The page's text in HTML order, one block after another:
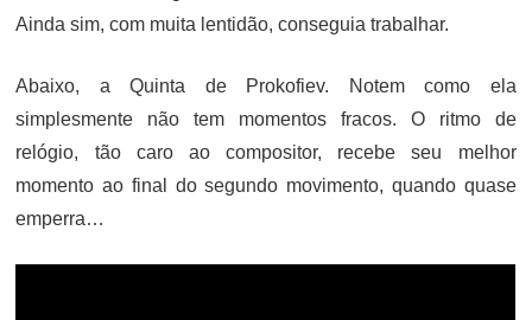
Ainda sim, com muita lentidão, conseguia trabalhar.
Abaixo, a Quinta de Prokofiev. Notem como ela
simplesmente não tem momentos fracos. O ritmo de
relógio, tão caro ao compositor, recebe seu melhor
momento ao final do segundo movimento, quando quase
emperra…